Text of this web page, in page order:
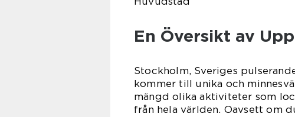
En Översikt av
Stockholm, Sveriges
kommer till unika och
mängd olika aktiviteter som
från hela världen. Oavsett om